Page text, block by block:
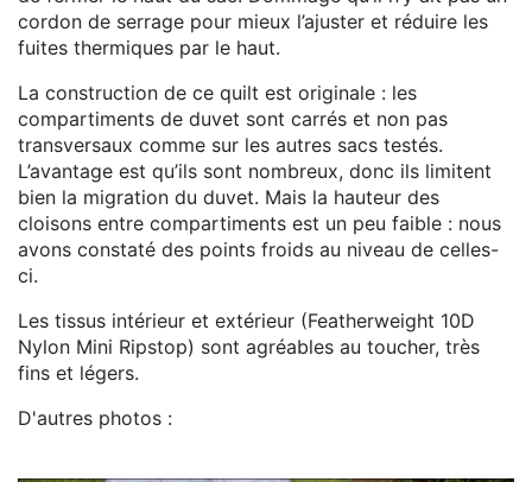
cordon de serrage pour mieux l’ajuster et réduire les
fuites thermiques par le haut.
La construction de ce quilt est originale : les
compartiments de duvet sont carrés et non pas
transversaux comme sur les autres sacs testés.
L’avantage est qu’ils sont nombreux, donc ils limitent
bien la migration du duvet. Mais la hauteur des
cloisons entre compartiments est un peu faible : nous
avons constaté des points froids au niveau de celles-
ci.
Les tissus intérieur et extérieur (Featherweight 10D
Nylon Mini Ripstop) sont agréables au toucher, très
fins et légers.
D'autres photos :